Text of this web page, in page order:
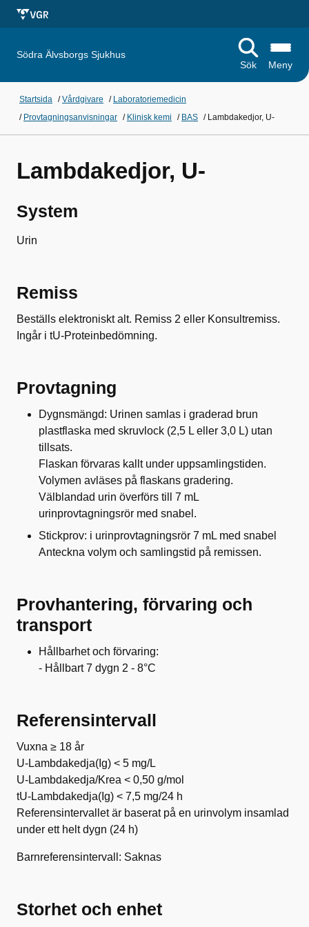
Södra Älvsborgs Sjukhus
Sök
Meny
Startsida /Vårdgivare / Laboratoriemedicin
/ Provtagningsanvisningar / Klinisk kemi / BAS / Lambdakedjor, U-
Lambdakedjor, U-
System
Urin
Remiss
Beställs elektroniskt alt. Remiss 2 eller Konsultremiss.
Ingår i tU-Proteinbedömning.
Provtagning
Dygnsmängd: Urinen samlas i graderad brun
plastflaska med skruvlock (2,5 L eller 3,0 L) utan
tillsats.
Flaskan förvaras kallt under uppsamlingstiden.
Volymen avläses på flaskans gradering.
Välblandad urin överförs till 7 mL
urinprovtagningsrör med snabel.
Stickprov: i urinprovtagningsrör 7 mL med snabel
Anteckna volym och samlingstid på remissen.
Provhantering, förvaring och
transport
Hållbarhet och förvaring:
- Hållbart 7 dygn 2 - 8°C
Referensintervall
Vuxna ≥ 18 år
U-Lambdakedja(Ig) < 5 mg/L
U-Lambdakedja/Krea < 0,50 g/mol
tU-Lambdakedja(Ig) < 7,5 mg/24 h
Referensintervallet är baserat på en urinvolym insamlad
under ett helt dygn (24 h)
Barnreferensintervall: Saknas
Storhet och enhet